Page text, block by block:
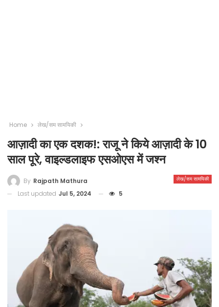
Home लेख/सम सामयिकी
आज़ादी का एक दशक!: राजू ने किये आज़ादी के 10
साल पूरे, वाइल्डलाइफ एसओएस में जश्न
लेख/सम सामयिकी
By Rajpath Mathura
Last updated Jul 5, 2024 5